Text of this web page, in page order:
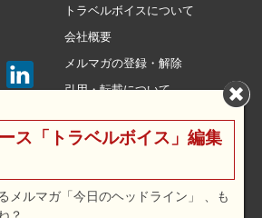
トラベルボイスについて
会社概要
メルマガの登録・解除
引用・転載について
利用規約
広告メニュー・料金
ス「トラベルボイス」編集
メルマガ「今日のヘッドライン」 、も